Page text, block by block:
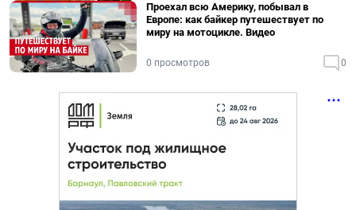
Проехал всю Америку, побывал в
Европе: как байкер путешествует по
миру на мотоцикле. Видео
0 просмотров 0